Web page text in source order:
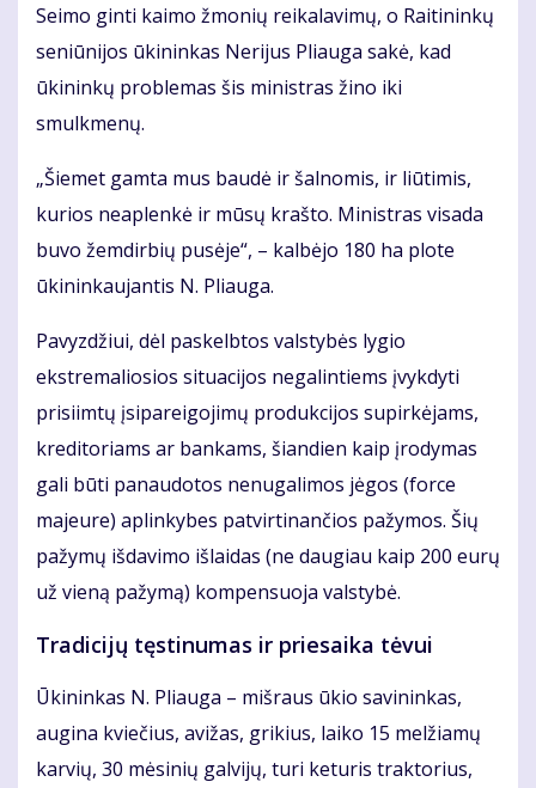
Seimo ginti kaimo žmonių reikalavimų, o Raitininkų
seniūnijos ūkininkas Nerijus Pliauga sakė, kad
ūkininkų problemas šis ministras žino iki
smulkmenų.
„Šiemet gamta mus baudė ir šalnomis, ir liūtimis,
kurios neaplenkė ir mūsų krašto. Ministras visada
buvo žemdirbių pusėje“, – kalbėjo 180 ha plote
ūkininkaujantis N. Pliauga.
Pavyzdžiui, dėl paskelbtos valstybės lygio
ekstremaliosios situacijos negalintiems įvykdyti
prisiimtų įsipareigojimų produkcijos supirkėjams,
kreditoriams ar bankams, šiandien kaip įrodymas
gali būti panaudotos nenugalimos jėgos (force
majeure) aplinkybes patvirtinančios pažymos. Šių
pažymų išdavimo išlaidas (ne daugiau kaip 200 eurų
už vieną pažymą) kompensuoja valstybė.
Tradicijų tęstinumas ir priesaika tėvui
Ūkininkas N. Pliauga – mišraus ūkio savininkas,
augina kviečius, avižas, grikius, laiko 15 melžiamų
karvių, 30 mėsinių galvijų, turi keturis traktorius,